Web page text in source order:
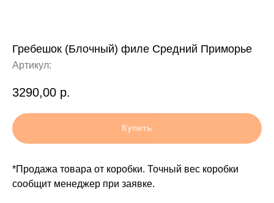
Гребешок (Блочный) филе Средний Приморье
Артикул:
3290,00 р.
Купить
*Продажа товара от коробки. Точный вес коробки
сообщит менеджер при заявке.